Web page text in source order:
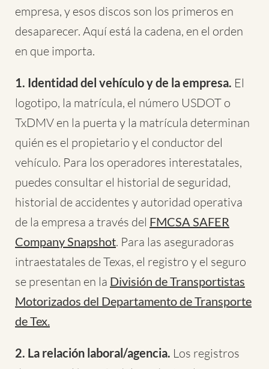
empresa, y esos discos son los primeros en
desaparecer. Aquí está la cadena, en el orden
en que importa.
1. Identidad del vehículo y de la empresa. El
logotipo, la matrícula, el número USDOT o
TxDMV en la puerta y la matrícula determinan
quién es el propietario y el conductor del
vehículo. Para los operadores interestatales,
puedes consultar el historial de seguridad,
historial de accidentes y autoridad operativa
de la empresa a través del FMCSA SAFER
Company Snapshot. Para las aseguradoras
intraestatales de Texas, el registro y el seguro
se presentan en la División de Transportistas
Motorizados del Departamento de Transporte
de Tex.
2. La relación laboral/agencia. Los registros